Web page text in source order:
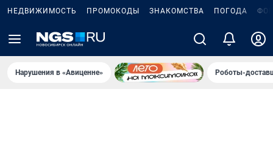
НЕДВИЖИМОСТЬ ПРОМОКОДЫ ЗНАКОМСТВА ПОГОДА
Нарушения в «Авиценне» Роботы-